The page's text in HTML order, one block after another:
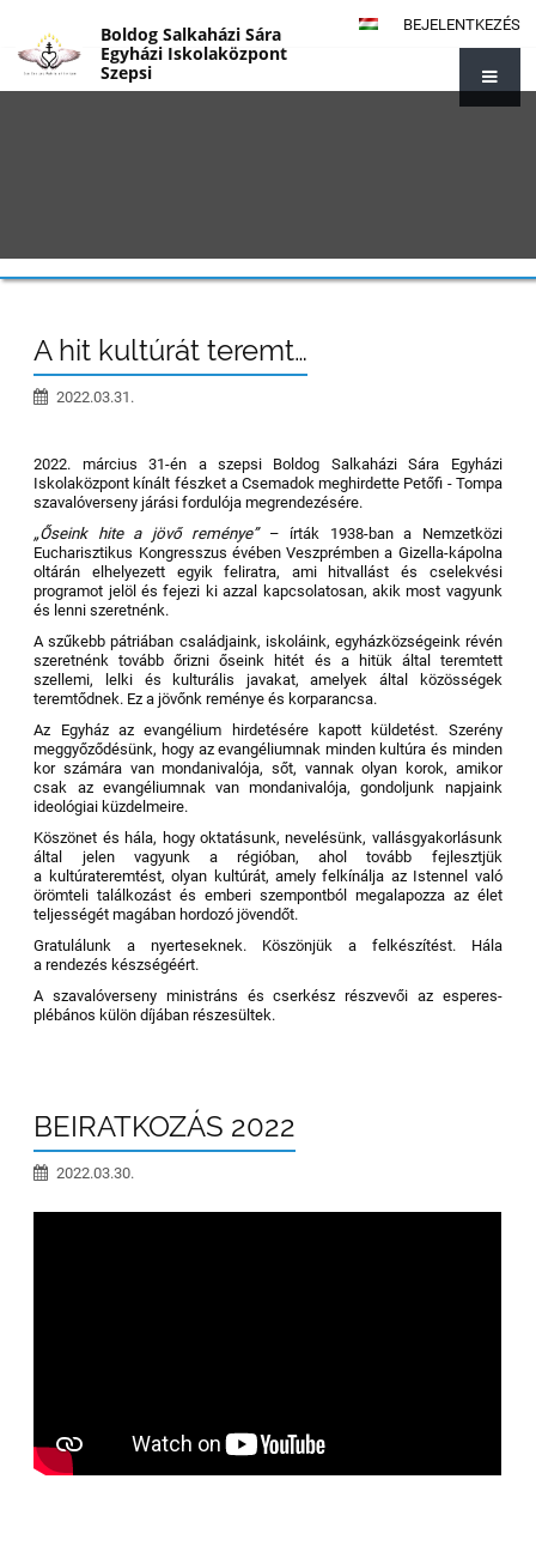
BEJELENTKEZÉS
Boldog Salkaházi Sára
Egyházi Iskolaközpont
Szepsi
A hit kultúrát teremt…
2022.03.31.
2022. március 31-én a szepsi Boldog Salkaházi Sára Egyházi
Iskolaközpont kínált fészket a Csemadok meghirdette Petőfi - Tompa
szavalóverseny járási fordulója megrendezésére.
„Őseink hite a jövő reménye”– írták 1938-ban a Nemzetközi
Eucharisztikus Kongresszus évében Veszprémben a Gizella-kápolna
oltárán elhelyezett egyik feliratra, ami hitvallást és cselekvési
programot jelöl és fejezi ki azzal kapcsolatosan, akik most vagyunk
és lenni szeretnénk.
A szűkebb pátriában családjaink, iskoláink, egyházközségeink révén
szeretnénk tovább őrizni őseink hitét és a hitük által teremtett
szellemi, lelki és kulturális javakat, amelyek által közösségek
teremtődnek. Ez a jövőnk reménye és korparancsa.
Az Egyház az evangélium hirdetésére kapott küldetést. Szerény
meggyőződésünk, hogy az evangéliumnak minden kultúra és minden
kor számára van mondanivalója, sőt, vannak olyan korok, amikor
csak az evangéliumnak van mondanivalója, gondoljunk napjaink
ideológiai küzdelmeire.
Köszönet és hála, hogy oktatásunk, nevelésünk, vallásgyakorlásunk
által jelen vagyunk a régióban, ahol tovább fejlesztjük
a kultúrateremtést, olyan kultúrát, amely felkínálja az Istennel való
örömteli találkozást és emberi szempontból megalapozza az élet
teljességét magában hordozó jövendőt.
Gratulálunk a nyerteseknek. Köszönjük a felkészítést. Hála
a rendezés készségéért.
A szavalóverseny ministráns és cserkész részvevői az esperes-
plébános külön díjában részesültek.
BEIRATKOZÁS 2022
2022.03.30.